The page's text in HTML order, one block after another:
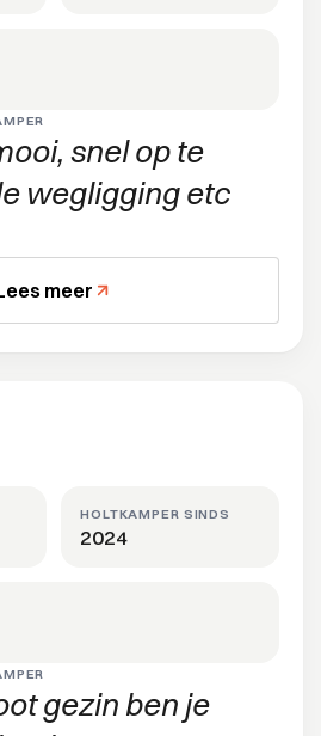
snel op te
wegligging etc
meer
HOLTKAMPER SINDS
2024
gezin ben je